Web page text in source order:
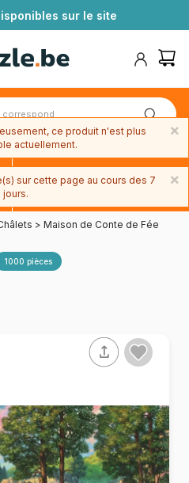
sur le site
Paiement en 4x sans frais
avec Paypal
> Maison de Conte de Fée
1000 pièces
×
ce produit n'est plus
actuellement.
×
sur cette page au cours des 7
jours.